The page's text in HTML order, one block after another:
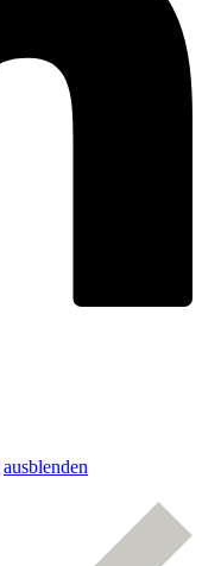
ausblenden